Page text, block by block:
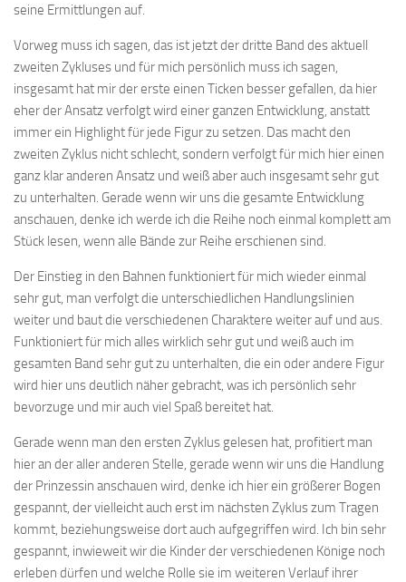
seine Ermittlungen auf.
Vorweg muss ich sagen, das ist jetzt der dritte Band des aktuell
zweiten Zykluses und für mich persönlich muss ich sagen,
insgesamt hat mir der erste einen Ticken besser gefallen, da hier
eher der Ansatz verfolgt wird einer ganzen Entwicklung, anstatt
immer ein Highlight für jede Figur zu setzen. Das macht den
zweiten Zyklus nicht schlecht, sondern verfolgt für mich hier einen
ganz klar anderen Ansatz und weiß aber auch insgesamt sehr gut
zu unterhalten. Gerade wenn wir uns die gesamte Entwicklung
anschauen, denke ich werde ich die Reihe noch einmal komplett am
Stück lesen, wenn alle Bände zur Reihe erschienen sind.
Der Einstieg in den Bahnen funktioniert für mich wieder einmal
sehr gut, man verfolgt die unterschiedlichen Handlungslinien
weiter und baut die verschiedenen Charaktere weiter auf und aus.
Funktioniert für mich alles wirklich sehr gut und weiß auch im
gesamten Band sehr gut zu unterhalten, die ein oder andere Figur
wird hier uns deutlich näher gebracht, was ich persönlich sehr
bevorzuge und mir auch viel Spaß bereitet hat.
Gerade wenn man den ersten Zyklus gelesen hat, profitiert man
hier an der aller anderen Stelle, gerade wenn wir uns die Handlung
der Prinzessin anschauen wird, denke ich hier ein größerer Bogen
gespannt, der vielleicht auch erst im nächsten Zyklus zum Tragen
kommt, beziehungsweise dort auch aufgegriffen wird. Ich bin sehr
gespannt, inwieweit wir die Kinder der verschiedenen Könige noch
erleben dürfen und welche Rolle sie im weiteren Verlauf ihrer